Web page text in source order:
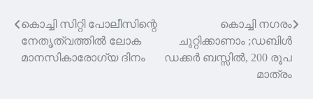
Post
navigation
കൊച്ചി സിറ്റി പോലീസിന്റെ
നേതൃത്വത്തിൽ ലോക
മാനസികാരോഗ്യ ദിനം
കൊച്ചി നഗരം
ചുറ്റിക്കാണാം ;ഡബിൾ
ഡക്കർ ബസ്സിൽ, 200 രൂപ
മാത്രം